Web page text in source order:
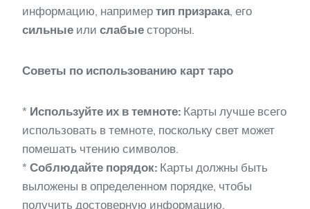
информацию, например тип призрака, его
сильные или слабые стороны.
Советы по использованию карт таро
* Используйте их в темноте: Карты лучше всего
использовать в темноте, поскольку свет может
помешать чтению символов.
* Соблюдайте порядок: Карты должны быть
выложены в определенном порядке, чтобы
получить достоверную информацию.